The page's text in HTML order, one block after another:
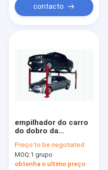
do carro do enigma
do carro
do carro
dos carros 7
contacto
empilhador do carro
do dobro da
corrente do elevador
do estacionamento
do cargo 3200kg 4
Preço:to be negotiated
MOQ:1 grupo
obtenha o ultimo preço